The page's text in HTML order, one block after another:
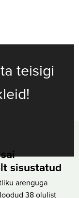
teisigi
sisustatud
arenguga
38 olulist